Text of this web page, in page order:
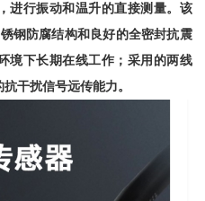
进行振动和温升的直接测量。该
钢防腐结构和良好的全密封抗震
境下长期在线工作；采用的两线
干扰信号远传能力。